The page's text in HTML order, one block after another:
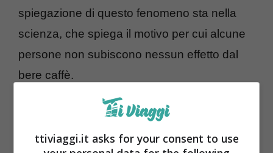
spiegazione di questo fenomeno sta nella
scienza, che spiega il motivo per cui alcune
persone non subiscono nessun effetto dal
bere caffè.
Caffè: ecco perché in alcuni non
sortisce nessun effetto
ttiviaggi.it asks for your consent to use